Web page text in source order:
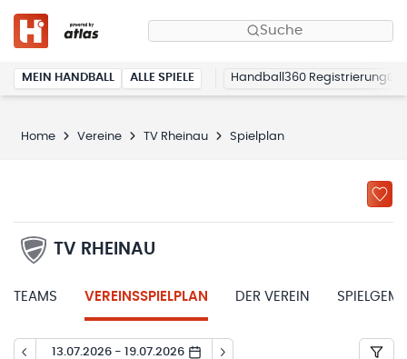
Suche
MEIN HANDBALL ALLE SPIELE Handball360 Registrierung
Home Vereine TV Rheinau Spielplan
TV RHEINAU
TEAMS VEREINSSPIELPLAN DER VEREIN
13.07.2026 - 19.07.2026